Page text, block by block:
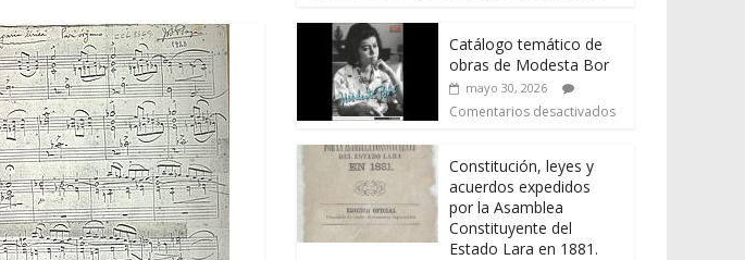
Catálogo temático de
obras de Modesta Bor
mayo 30, 2026
Comentarios desactivados
Constitución, leyes y
acuerdos expedidos
por la Asamblea
Constituyente del
Estado Lara en 1881.